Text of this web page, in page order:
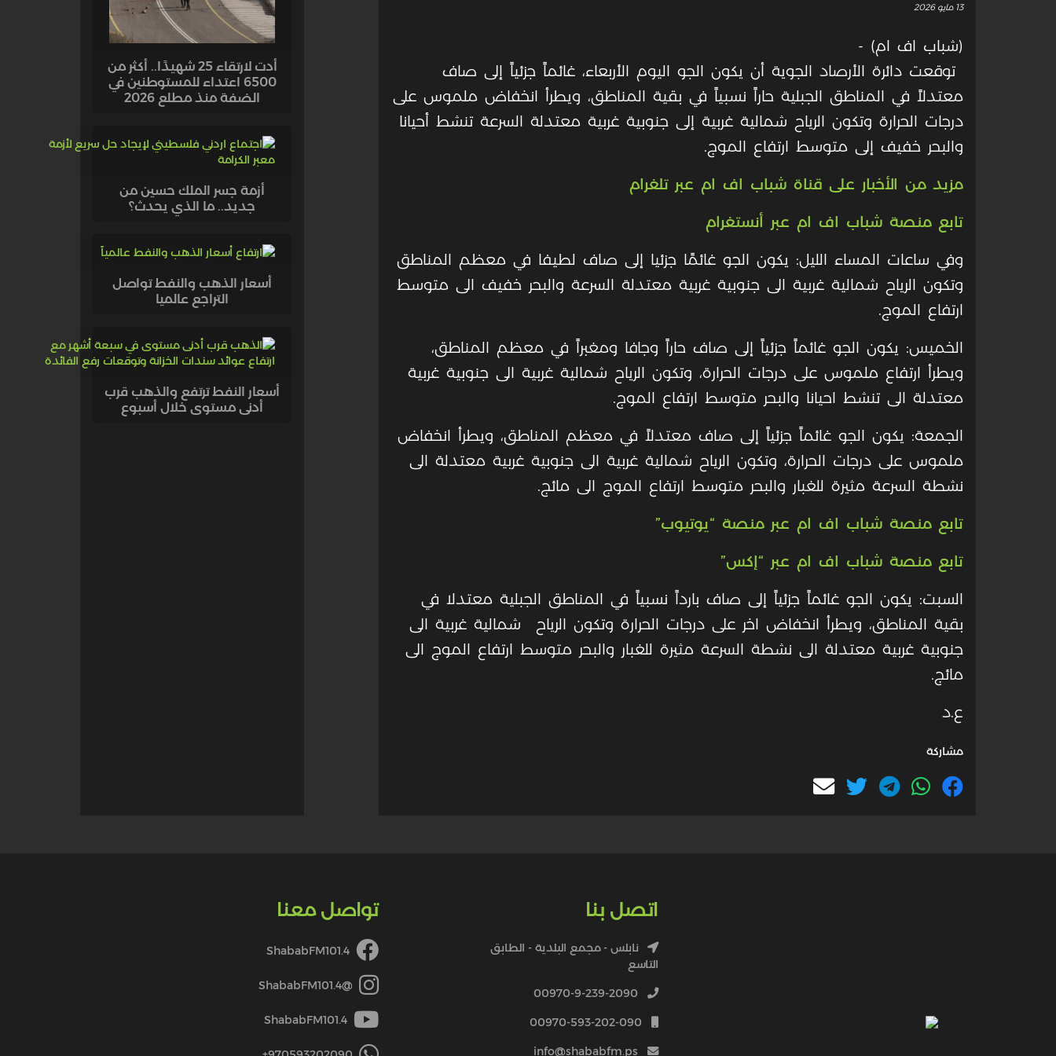
13 مايو 2026
(شباب اف ام) -
توقعت دائرة الأرصاد الجوية أن يكون الجو اليوم الأربعاء، غائماً جزئياً إلى صاف
معتدلاً في المناطق الجبلية حاراً نسبياً في بقية المناطق، ويطرأ انخفاض ملموس على
درجات الحرارة وتكون الرياح شمالية غربية إلى جنوبية غربية معتدلة السرعة تنشط أحيانا
والبحر خفيف إلى متوسط ارتفاع الموج.
مزيد من الأخبار على قناة شباب اف ام عبر تلغرام
تابع منصة شباب اف ام عبر أنستغرام
وفي ساعات المساء الليل: يكون الجو غائمًا جزئيا إلى صاف لطيفا في معظم المناطق
وتكون الرياح شمالية غربية الى جنوبية غربية معتدلة السرعة والبحر خفيف الى متوسط
ارتفاع الموج.
الخميس: يكون الجو غائماً جزئياً إلى صاف حاراً وجافا ومغبراً في معظم المناطق،
ويطرأ ارتفاع ملموس على درجات الحرارة، وتكون الرياح شمالية غربية الى جنوبية غربية
معتدلة الى تنشط احيانا والبحر متوسط ارتفاع الموج.
الجمعة: يكون الجو غائماً جزئياً إلى صاف معتدلاً في معظم المناطق، ويطرأ انخفاض
ملموس على درجات الحرارة، وتكون الرياح شمالية غربية الى جنوبية غربية معتدلة الى
نشطة السرعة مثيرة للغبار والبحر متوسط ارتفاع الموج الى مائج.
تابع منصة شباب اف ام عبر منصة “يوتيوب”
تابع منصة شباب اف ام عبر “إكس”
السبت: يكون الجو غائماً جزئياً إلى صاف بارداً نسبياً في المناطق الجبلية معتدلا في
بقية المناطق، ويطرأ انخفاض اخر على درجات الحرارة وتكون الرياح شمالية غربية الى
جنوبية غربية معتدلة الى نشطة السرعة مثيرة للغبار والبحر متوسط ارتفاع الموج الى
مائج.
ع.د
مشاركة
أدت لارتقاء 25 شهيدًا.. أكثر من
6500 اعتداء للمستوطنين في
الضفة منذ مطلع 2026
أزمة جسر الملك حسين من
جديد.. ما الذي يحدث؟
أسعار الذهب والنفط تواصل
التراجع عالميا
أسعار النفط ترتفع والذهب قرب
أدنى مستوى خلال أسبوع
اتصل بنا
نابلس - مجمع البلدية - الطابق
التاسع
00970-9-239-2090
00970-593-202-090
info@shababfm.ps
تواصل معنا
ShababFM101.4
@ShababFM101.4
ShababFM101.4